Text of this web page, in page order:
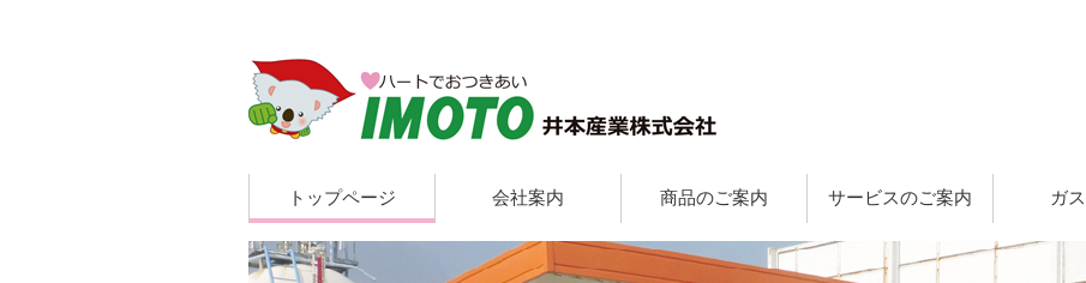
トップページ 会社案内 商品のご案内 サービスのご案内 ガ